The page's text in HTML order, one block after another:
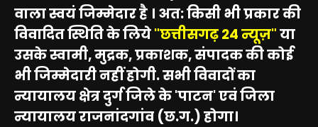
वाला स्वयं जिम्मेदार है । अत: किसी भी प्रकार की
विवादित स्थिति के लिये"छत्तीसगढ़ 24 न्यूज़"या
उसके स्वामी, मुद्रक, प्रकाशक, संपादक की कोई
भी जिम्मेदारी नहीं होगी. सभी विवादों का
न्यायालय क्षेत्र दुर्ग जिले के 'पाटन' एवं जिला
न्यायालय राजनांदगांव (छ.ग.) होगा।